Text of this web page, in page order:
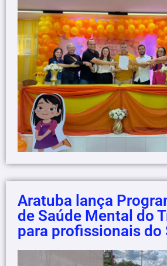
Aratuba lança
de Saúde Mental do
para profissionais do